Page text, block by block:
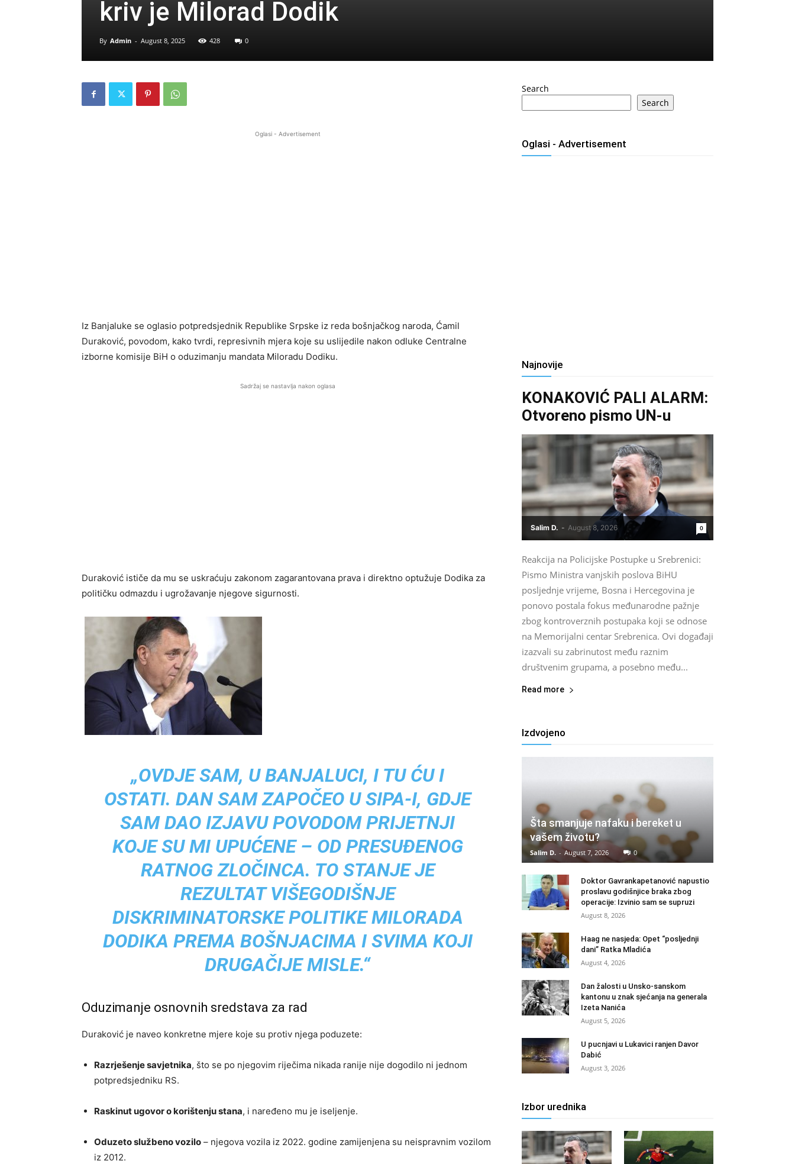
kriv je Milorad Dodik
By Admin - August 8, 2025 428 0
Oglasi - Advertisement
Iz Banjaluke se oglasio potpredsjednik Republike Srpske iz reda bošnjačkog naroda, Ćamil
Duraković, povodom, kako tvrdi, represivnih mjera koje su uslijedile nakon odluke Centralne
izborne komisije BiH o oduzimanju mandata Miloradu Dodiku.
Sadržaj se nastavlja nakon oglasa
Duraković ističe da mu se uskraćuju zakonom zagarantovana prava i direktno optužuje Dodika za
političku odmazdu i ugrožavanje njegove sigurnosti.
„OVDJE SAM, U BANJALUCI, I TU ĆU I
OSTATI. DAN SAM ZAPOČEO U SIPA-I, GDJE
SAM DAO IZJAVU POVODOM PRIJETNJI
KOJE SU MI UPUĆENE – OD PRESUĐENOG
RATNOG ZLOČINCA. TO STANJE JE
REZULTAT VIŠEGODIŠNJE
DISKRIMINATORSKE POLITIKE MILORADA
DODIKA PREMA BOŠNJACIMA I SVIMA KOJI
DRUGAČIJE MISLE.“
Oduzimanje osnovnih sredstava za rad
Duraković je naveo konkretne mjere koje su protiv njega poduzete:
Razrješenje savjetnika, što se po njegovim riječima nikada ranije nije dogodilo ni jednom
potpredsjedniku RS.
Raskinut ugovor o korištenju stana, i naređeno mu je iseljenje.
Oduzeto službeno vozilo – njegova vozila iz 2022. godine zamijenjena su neispravnim vozilom
iz 2012.
Search
Search
Oglasi - Advertisement
Najnovije
KONAKOVIĆ PALI ALARM:
Otvoreno pismo UN-u
Salim D. - August 8, 2026 0
Reakcija na Policijske Postupke u Srebrenici:
Pismo Ministra vanjskih poslova BiHU
posljednje vrijeme, Bosna i Hercegovina je
ponovo postala fokus međunarodne pažnje
zbog kontroverznih postupaka koji se odnose
na Memorijalni centar Srebrenica. Ovi događaji
izazvali su zabrinutost među raznim
društvenim grupama, a posebno među...
Read more
Izdvojeno
Šta smanjuje nafaku i bereket u
vašem životu?
Salim D. - August 7, 2026 0
Doktor Gavrankapetanović napustio
proslavu godišnjice braka zbog
operacije: Izvinio sam se supruzi
August 8, 2026
Haag ne nasjeda: Opet “posljednji
dani” Ratka Mladića
August 4, 2026
Dan žalosti u Unsko-sanskom
kantonu u znak sjećanja na generala
Izeta Nanića
August 5, 2026
U pucnjavi u Lukavici ranjen Davor
Dabić
August 3, 2026
Izbor urednika